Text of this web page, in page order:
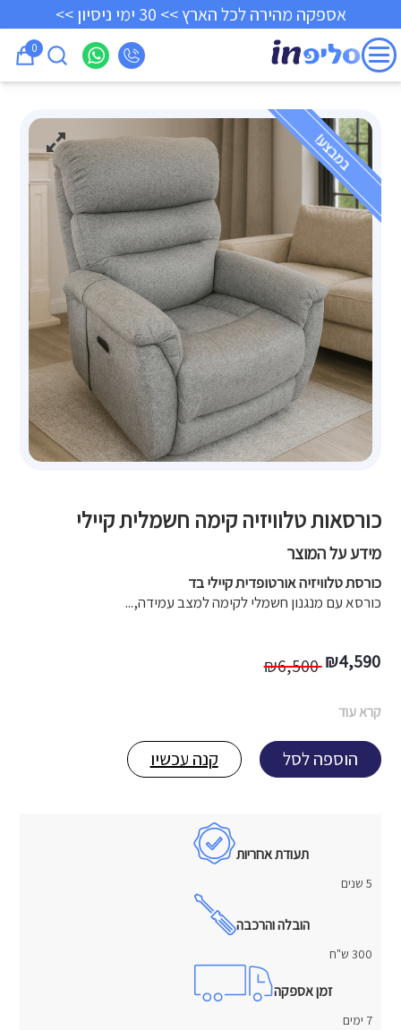
אספקה מהירה לכל הארץ >> 30 ימי ניסיון >>
0
במבצע!
כורסאות טלוויזיה קימה חשמלית קיילי
מידע על המוצר
כורסת טלוויזיה אורטופדית קיילי בד
כורסא עם מנגנון חשמלי לקימה למצב עמידה,...
6,500
₪
המחיר
המקורי
היה:
4,590
₪המחיר
הנוכחי
הוא:
קרא עוד
הוספה לסל קנה עכשיו
תעודת אחריות
5 שנים
הובלה והרכבה
300 ש"ח
זמן אספקה
7 ימים